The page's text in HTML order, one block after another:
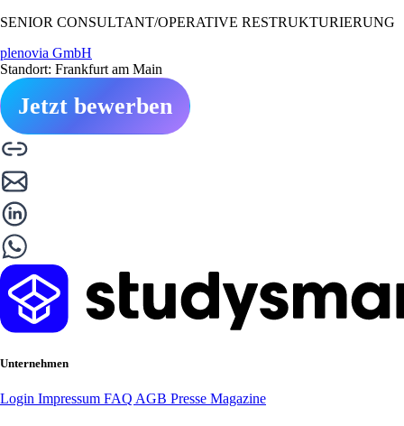
SENIOR CONSULTANT/OPERATIVE RESTRUKTURIERUNG
plenovia GmbH
Standort: Frankfurt am Main
Jetzt bewerben
Unternehmen
Login Impressum FAQ AGB Presse Magazine